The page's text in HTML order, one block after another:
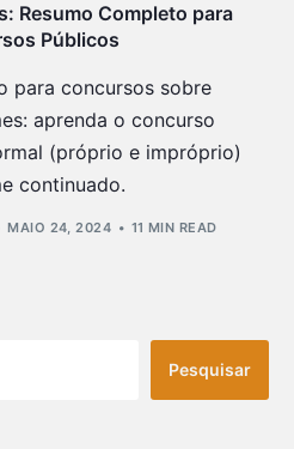
Resumo Completo para
Públicos
para concursos sobre
aprenda o concurso
(próprio e impróprio)
continuado.
MAIO 24, 2024 11 MIN READ
Pesquisar